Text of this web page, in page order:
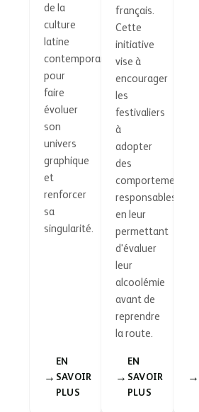
de la
culture
latine
contemporaine
pour
faire
évoluer
son
univers
graphique
et
renforcer
sa
singularité.
EN
SAVOIR
PLUS
français.
Cette
initiative
vise à
encourager
les
festivaliers
à
adopter
des
comportements
responsables
en leur
permettant
d'évaluer
leur
alcoolémie
avant de
reprendre
la route.
EN
SAVOIR
PLUS